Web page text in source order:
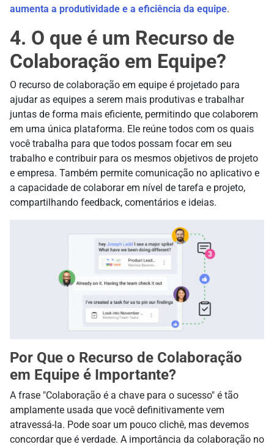
aumenta a produtividade e a eficiência da equipe.
4. O que é um Recurso de
Colaboração em Equipe?
O recurso de colaboração em equipe é projetado para
ajudar as equipes a serem mais produtivas e trabalhar
juntas de forma mais eficiente, permitindo que colaborem
em uma única plataforma. Ele reúne todos com os quais
você trabalha para que todos possam focar em seu
trabalho e contribuir para os mesmos objetivos de projeto
e empresa. Também permite comunicação no aplicativo e
a capacidade de colaborar em nível de tarefa e projeto,
compartilhando feedback, comentários e ideias.
Por Que o Recurso de Colaboração
em Equipe é Importante?
A frase "Colaboração é a chave para o sucesso" é tão
amplamente usada que você definitivamente vem
atravessá-la. Pode soar um pouco clichê, mas devemos
concordar que é verdade. A importância da colaboração no